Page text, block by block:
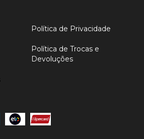
Política de Privacidade
Política de Trocas e
Devoluções